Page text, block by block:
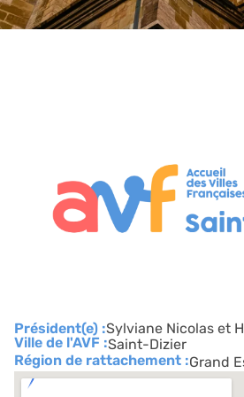
Président(e) :Sylviane Nicolas et
Ville de l'AVF :Saint-Dizier
Région de rattachement :Grand